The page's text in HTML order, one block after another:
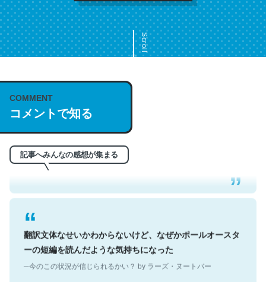
Scroll
COMMENT
コメントで知る
記事へみんなの感想が集まる
これは名文。彼はとてもクレバーなんだろうなと凄く思
う。英語少しでも読める人は原文もお勧め。自分はこの流
れ好き。Let’s Fucking Go. Then Covid hit. Shit.
─今のこの状況が信じられるかい？ by ラーズ・ヌートバー
翻訳文体なせいかわからないけど、なぜかポールオースタ
ーの短編を読んだような気持ちになった